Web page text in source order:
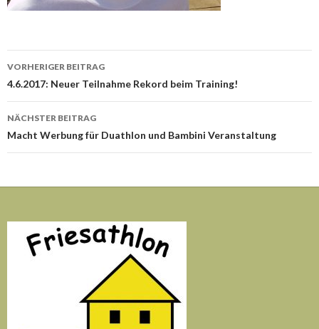
Beitrags-
Navigation
VORHERIGER BEITRAG
4.6.2017: Neuer Teilnahme Rekord beim Training!
NÄCHSTER BEITRAG
Macht Werbung für Duathlon und Bambini Veranstaltung